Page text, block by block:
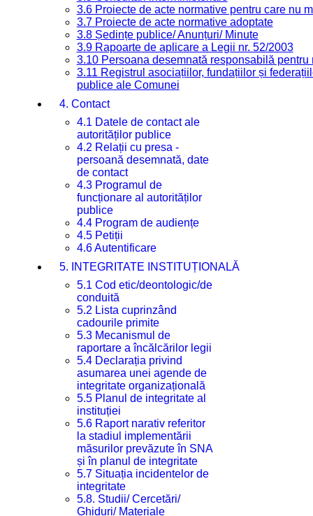
3.6 Proiecte de acte normative pentru care nu
3.7 Proiecte de acte normative adoptate
3.8 Ședințe publice/ Anunțuri/ Minute
3.9 Rapoarte de aplicare a Legii nr. 52/2003
3.10 Persoana desemnată responsabilă
3.11 Registrul asociațiilor, fundațiilor și
publice ale Comunei
4. Contact
4.1 Datele de contact ale
autorităților publice
4.2 Relații cu presa -
persoană desemnată, date
de contact
4.3 Programul de
funcționare al autorităților
publice
4.4 Program de audiențe
4.5 Petiții
4.6 Autentificare
5. INTEGRITATE INSTITUȚIONALĂ
5.1 Cod etic/deontologic/de
conduită
5.2 Lista cuprinzând
cadourile primite
5.3 Mecanismul de
raportare a încălcărilor legii
5.4 Declarația privind
asumarea unei agende de
integritate organizațională
5.5 Planul de integritate al
instituției
5.6 Raport narativ referitor
la stadiul implementării
măsurilor prevăzute în SNA
și în planul de integritate
5.7 Situația incidentelor de
integritate
5.8. Studii/ Cercetări/
Ghiduri/ Materiale